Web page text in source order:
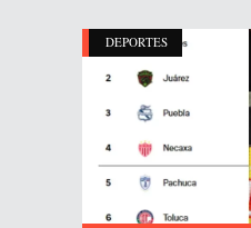
DEPORTES